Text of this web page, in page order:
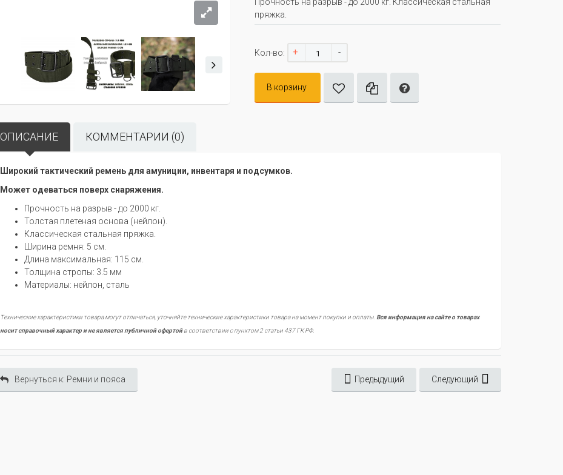
Прочность на разрыв - до 2000 кг. Классическая стальная
пряжка.
Кол-во: + -
В корзину
ОПИСАНИЕ КОММЕНТАРИИ (0)
Широкий тактический ремень для амуниции, инвентаря и подсумков.
Может одеваться поверх снаряжения.
Прочность на разрыв - до 2000 кг.
Толстая плетеная основа (нейлон).
Классическая стальная пряжка.
Ширина ремня: 5 см.
Длина максимальная: 115 см.
Толщина стропы: 3.5 мм
Материалы: нейлон, сталь
Технические характеристики товара могут отличаться, уточняйте технические характеристики товара на момент покупки и оплаты. Вся информация на сайте о товарах
носит справочный характер и не является публичной офертойв соответствии с пунктом 2 статьи 437 ГК РФ.
Вернуться к: Ремни и пояса Предыдущий Следующий